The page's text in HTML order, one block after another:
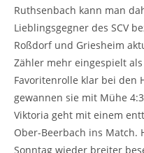
Ruthsenbach kann man
Lieblingsgegner des SCV
Roßdorf und Griesheim
Zähler mehr eingespielt
Favoritenrolle klar bei den
gewannen sie mit Mühe
Viktoria geht mit einem
Ober-Beerbach ins Match.
Sonntag wieder breiter